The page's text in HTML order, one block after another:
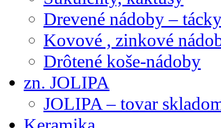
Drevené nádoby –
Kovové , zinkové
Drôtené koše-nádoby
zn. JOLIPA
JOLIPA – tovar